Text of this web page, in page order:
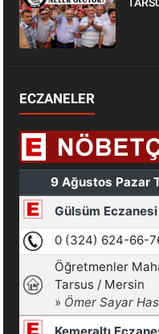
ECZANELER